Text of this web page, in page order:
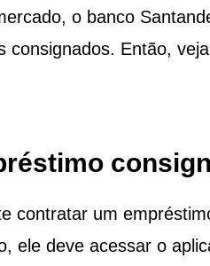
o banco
consignados. Então,
contratar um
ele deve acessar o